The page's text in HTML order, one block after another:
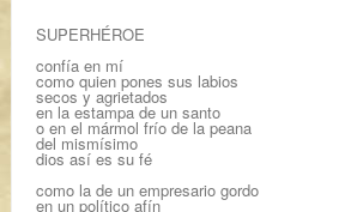
SUPERHÉROE
confía en mí
como quien pones sus labios
secos y agrietados
en la estampa de un santo
o en el mármol frío de la peana
del mismísimo
dios así es su fé
como la de un empresario gordo
en un político afín